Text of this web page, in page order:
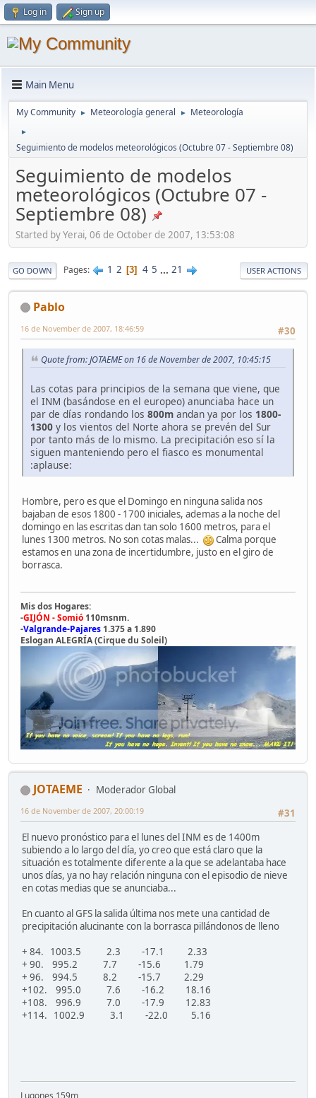
Log in Sign up
Main Menu
My Community ► Meteorología general ► Meteorología
►
Seguimiento de modelos meteorológicos (Octubre 07 - Septiembre 08)
Seguimiento de modelos
meteorológicos (Octubre 07 -
Septiembre 08)
Started by Yerai, 06 de October de 2007, 13:53:08
GO DOWN Pages 1 2 3 4 5 ... 21 USER ACTIONS
Pablo
#30
16 de November de 2007, 18:46:59
Quote from: JOTAEME on 16 de November de 2007, 10:45:15
Las cotas para principios de la semana que viene, que
el INM (basándose en el europeo) anunciaba hace un
par de días rondando los 800m andan ya por los 1800-
1300 y los vientos del Norte ahora se prevén del Sur
por tanto más de lo mismo. La precipitación eso sí la
siguen manteniendo pero el fiasco es monumental
:aplause:
Hombre, pero es que el Domingo en ninguna salida nos
bajaban de esos 1800 - 1700 iniciales, ademas a la noche del
domingo en las escritas dan tan solo 1600 metros, para el
lunes 1300 metros. No son cotas malas...
Calma porque
estamos en una zona de incertidumbre, justo en el giro de
borrasca.
Mis dos Hogares:
-GIJÓN - Somió 110msnm.
-Valgrande-Pajares 1.375 a 1.890
Eslogan ALEGRÍA (Cirque du Soleil)
JOTAEME
Moderador Global
#31
16 de November de 2007, 20:00:19
El nuevo pronóstico para el lunes del INM es de 1400m
subiendo a lo largo del día, yo creo que está claro que la
situación es totalmente diferente a la que se adelantaba hace
unos días, ya no hay relación ninguna con el episodio de nieve
en cotas medias que se anunciaba...
En cuanto al GFS la salida última nos mete una cantidad de
precipitación alucinante con la borrasca pillándonos de lleno
+ 84. 1003.5 2.3 -17.1 2.33
+ 90. 995.2 7.7 -15.6 1.79
+ 96. 994.5 8.2 -15.7 2.29
+102. 995.0 7.6 -16.2 18.16
+108. 996.9 7.0 -17.9 12.83
+114. 1002.9 3.1 -22.0 5.16
Lugones 159m